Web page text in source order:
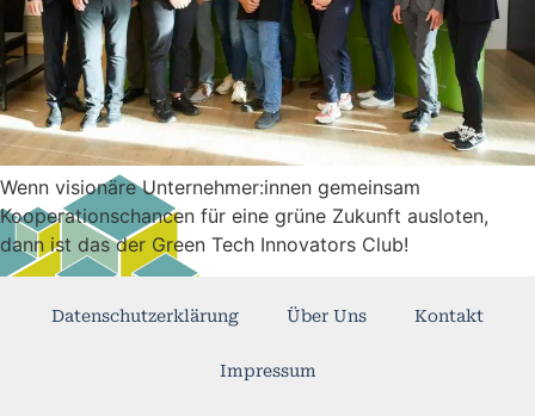
Wenn visionäre Unternehmer:innen gemeinsam
Kooperationschancen für eine grüne Zukunft ausloten,
dann ist das der Green Tech Innovators Club!
Datenschutzerklärung Über Uns Kontakt
Impressum